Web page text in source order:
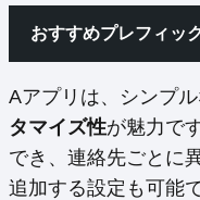
おすすめプレフィッ
Aアプリは、シンプ
タマイズ性が魅力で
でき、連絡先ごとに
追加する設定も可能